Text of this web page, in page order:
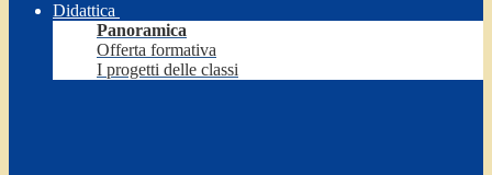
Didattica
Panoramica
Offerta formativa
I progetti delle classi